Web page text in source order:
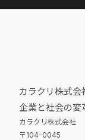
カラクリ株式会
企業と社会の変
カラクリ株式会社
〒104-0045